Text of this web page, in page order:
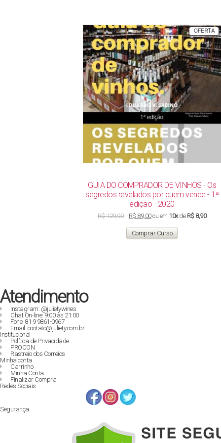
OFERTA
GUIA DO COMPRADOR DE VINHOS - Os
segredos revelados por quem vende - 1ª
edição - 2020
R$129,90
original
era:
R$ 129,90.
R$ 89,00O
atual
é:
R$ 89,00.
ou em 10xde R$ 8,90
Comprar Curso
Atendimento
Instagram: @julietywines
Chat On-line: 9:00 às 21:00
Fone: 81 9 9861-0967
Email: contato@juliety.com.br
Institucional
Política de Privacidade
PROCON
Rastreio dos Correios
Minha conta
Carrinho
Minha Conta
Finalizar Compra
Redes Sociais
Segurança